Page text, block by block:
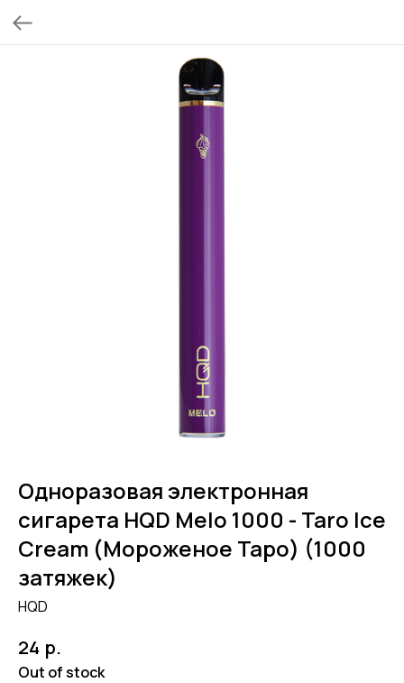
Одноразовая электронная
сигарета HQD Melo 1000 - Taro Ice
Cream (Мороженое Таро) (1000
затяжек)
HQD
24 р.
Out of stock